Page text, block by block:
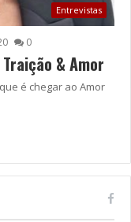
Entrevistas
0
& Amor
é chegar ao Amor